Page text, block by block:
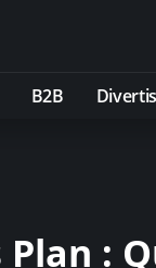
B2B
Plan :